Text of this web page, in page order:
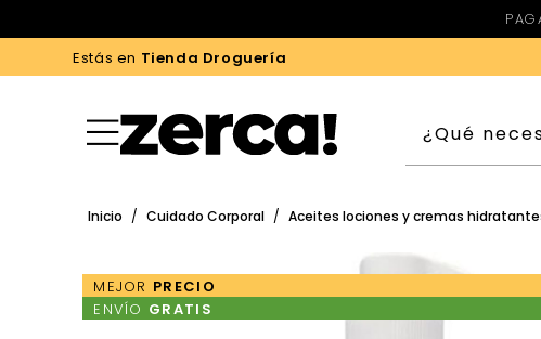
Estás en Tienda Droguería
Inicio / Cuidado Corporal / Aceites lociones y cremas
MEJOR PRECIO
ENVÍO GRATIS